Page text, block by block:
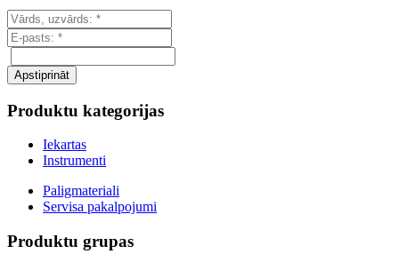
Produktu kategorijas
Iekartas
Instrumenti
Paligmateriali
Servisa pakalpojumi
Produktu grupas